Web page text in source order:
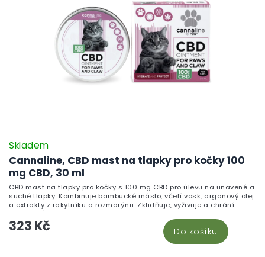
Cannaline, CBD mast na tlapky pro kočky 100
mg CBD, 30 ml
Skladem
323 Kč Do košíku
CBD mast na tlapky pro kočky s 100 mg CBD pro úlevu na unavené a
suché tlapky. Kombinuje bambucké máslo, včelí vosk, arganový olej
a extrakty z rakytníku a rozmarýnu. Zklidňuje, vyživuje a chrání
jemnou kůži tlapek po celý rok. Ideální jako jemná konopná
mast pro kočičí parťáky.